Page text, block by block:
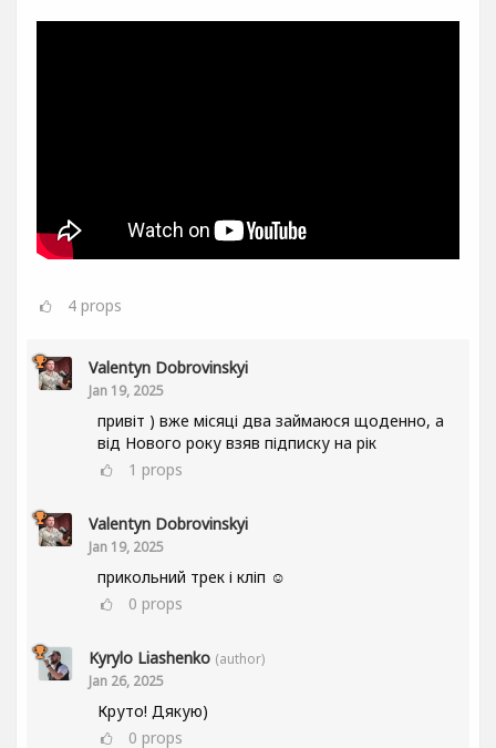
4 props
Valentyn Dobrovinskyi
Jan 19, 2025
привіт ) вже місяці два займаюся щоденно, а
від Нового року взяв підписку на рік
1 props
Valentyn Dobrovinskyi
Jan 19, 2025
прикольний трек і кліп ☺
0 props
Kyrylo Liashenko (author)
Jan 26, 2025
Круто! Дякую)
0 props